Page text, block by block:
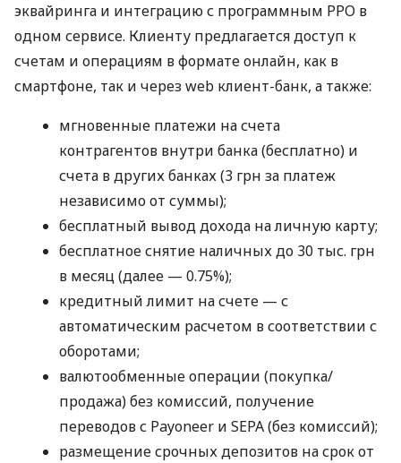
эквайринга и интеграцию с программным РРО в
одном сервисе. Клиенту предлагается доступ к
счетам и операциям в формате онлайн, как в
смартфоне, так и через web клиент-банк, а также:
мгновенные платежи на счета
контрагентов внутри банка (бесплатно) и
счета в других банках (3 грн за платеж
независимо от суммы);
бесплатный вывод дохода на личную карту;
бесплатное снятие наличных до 30 тыс. грн
в месяц (далее — 0.75%);
кредитный лимит на счете — с
автоматическим расчетом в соответствии с
оборотами;
валютообменные операции (покупка/
продажа) без комиссий, получение
переводов с Payoneer и SEPA (без комиссий);
размещение срочных депозитов на срок от